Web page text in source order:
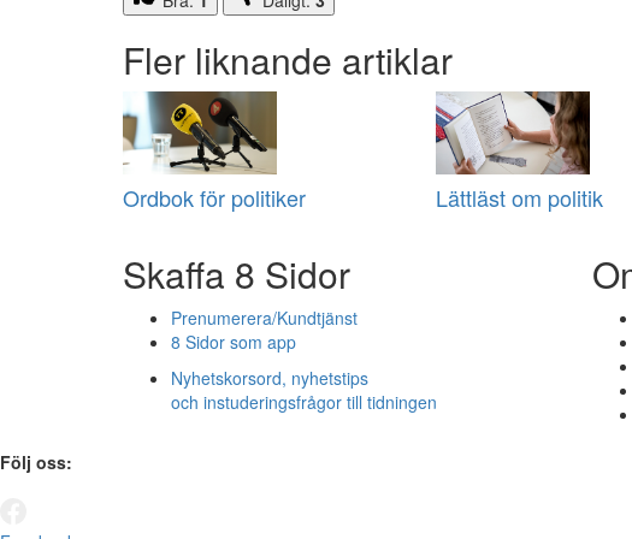
Fler liknande artiklar
Ordbok för politiker Lättläst om politik
Skaffa 8 Sidor
Prenumerera/Kundtjänst
8 Sidor som app
Nyhetskorsord, nyhetstips
och instuderingsfrågor till tidningen
Följ oss: